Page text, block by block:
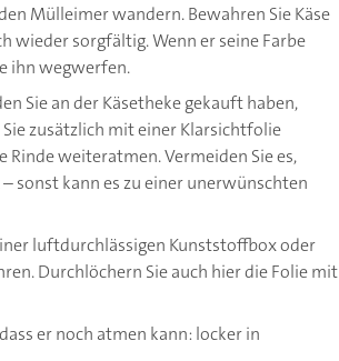
Mülleimer wandern. Bewahren Sie Käse
wieder sorgfältig. Wenn er seine Farbe
ihn wegwerfen.
Sie an der Käsetheke gekauft haben,
zusätzlich mit einer Klarsichtfolie
Rinde weiteratmen. Vermeiden Sie es,
sonst kann es zu einer unerwünschten
luftdurchlässigen Kunststoffbox oder
Durchlöchern Sie auch hier die Folie mit
er noch atmen kann: locker in